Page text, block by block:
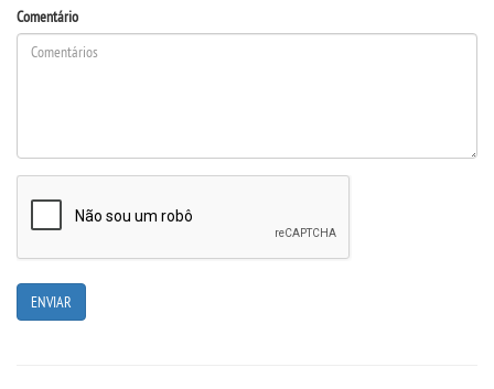
TRABALHE CONOSCO
Comentário